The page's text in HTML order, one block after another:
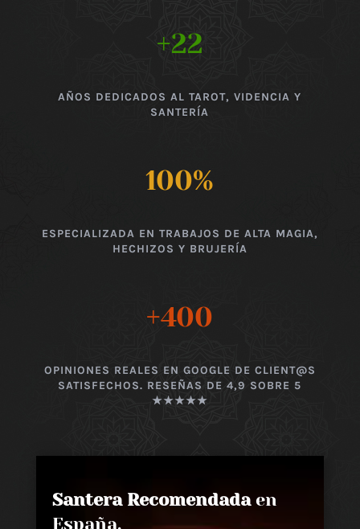
+22
AÑOS DEDICADOS AL TAROT, VIDENCIA Y
SANTERÍA
100%
ESPECIALIZADA EN TRABAJOS DE ALTA MAGIA,
HECHIZOS Y BRUJERÍA
+400
OPINIONES REALES EN GOOGLE DE CLIENT@S
SATISFECHOS. RESEÑAS DE 4,9 SOBRE 5
★★★★★
Santera Recomendadaen
España,